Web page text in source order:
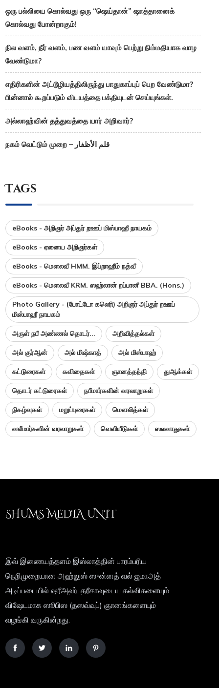
ஒரு பல்லியை கொல்வது ஒரு “ஷெய்தான்” ஷாத்தானைக்
கொல்வது போன்றாகும்!
நில வளம், நீர் வளம், பண வளம் யாவும் பெற்று நிம்மதியாக வாழ
வேண்டுமா?
எதிரிகளின் அட்டூழியத்திலிருந்து பாதுகாப்புப் பெற வேண்டுமா?
பின்னால் கூறப்படும் விடயத்தை பக்தியுடன் செய்யுங்கள்.
அல்லாஹ்வின் தத்துவத்தை யார் அறிவார்?
நகம் வெட்டும் முறை – قلم الأظفار
Tags
eBooks - அறிஞர் அப்துர் றஊப் மிஸ்பாஹீ நாயகம்
eBooks - ஏனைய அறிஞர்கள்
eBooks - மௌலவீ HMM. இப்றாஹீம் நத்வீ
eBooks - மௌலவீ KRM. ஸஹ்லான் றப்பானீ BBA. (Hons.)
Photo Gallery - (போட்டோ கலெரி) அறிஞர் அப்துர் றஊப்
மிஸ்பாஹீ நாயகம்
அருள் நபீ அண்ணல் தொடர்... அறிவித்தல்கள்
அல் குர்ஆன் அல் மிஷ்காத் அல் மிஸ்பாஹ்
கட்டுரைகள் கவிதைகள் ஞானத்தந்தி துஆக்கள்
தொடர் கட்டுரைகள் நபீமார்களின் வரலாறுகள்
நிகழ்வுகள் மறுப்புரைகள் மௌலித்கள்
வலீமார்களின் வரலாறுகள் வெளியீடுகள் ஸலவாதுகள்
SHUMS MEDIA UNIT
இவ் இணையத்தளம் இஸ்லாத்தின் பாரம்பரிய
நெறிமுறையான அஹ்லுஸ் ஸுன்னத் வல் ஜமாஅத்
அடிப்படையில் ஷரீஅஹ், தரீகாவுடைய கல்விகளையும்
விஷேடமாக ஸூபிஸ (தஸவ்வுப்) ஞானங்களையும்
வழங்கி வருகின்றது.